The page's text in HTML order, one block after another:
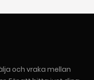
och vraka mellan